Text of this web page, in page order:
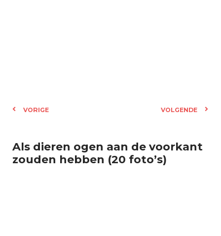
VORIGE VOLGENDE
Als dieren ogen aan de voorkant
zouden hebben (20 foto’s)